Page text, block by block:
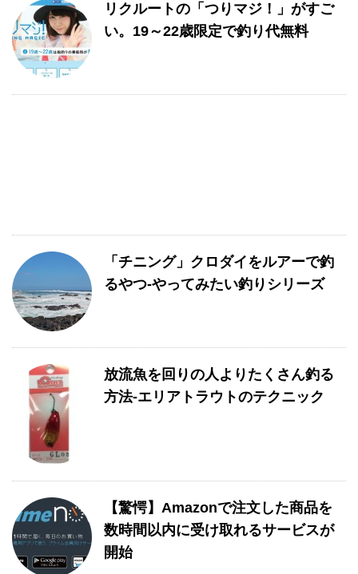
リクルートの「つりマジ！」がすご
い。19～22歳限定で釣り代無料
「チニング」クロダイをルアーで釣
るやつ-やってみたい釣りシリーズ
放流魚を回りの人よりたくさん釣る
方法-エリアトラウトのテクニック
【驚愕】Amazonで注文した商品を
数時間以内に受け取れるサービスが
開始